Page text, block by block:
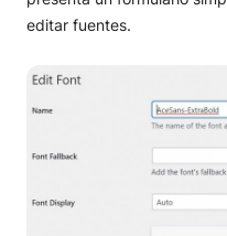
editar fuentes.